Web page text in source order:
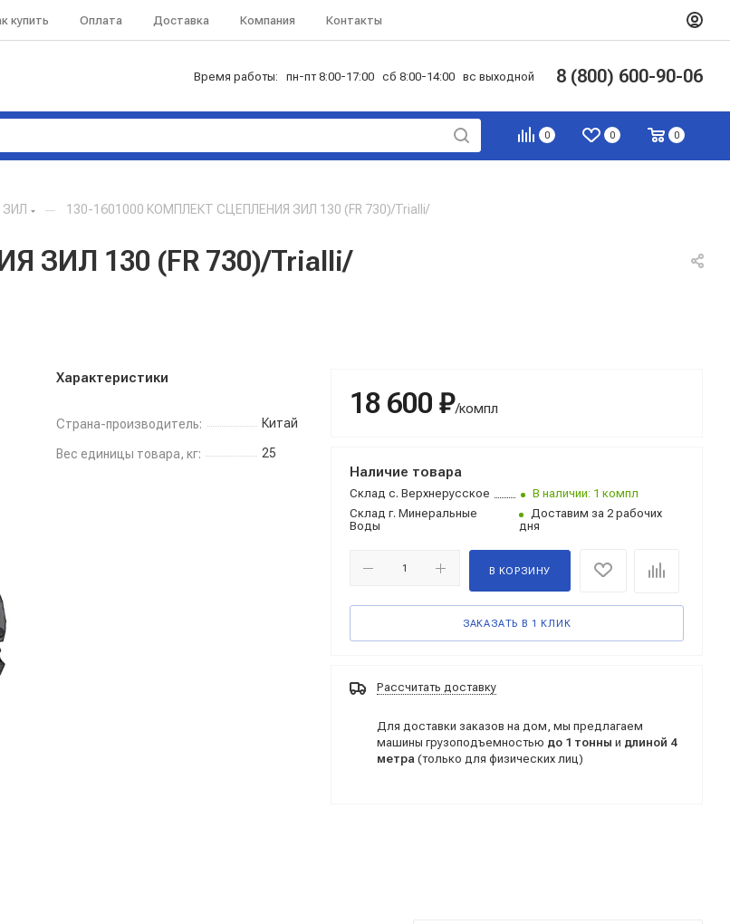
купить Оплата Доставка Компания Контакты
Время работы: пн-пт 8:00-17:00 сб 8:00-14:00 вс выходной 8 (800) 600-90-06
0 0 0
ЗИЛ — 130-1601000 КОМПЛЕКТ СЦЕПЛЕНИЯ ЗИЛ 130 (FR 730)/Trialli/
ЗИЛ 130 (FR 730)/Trialli/
Характеристики
Страна-производитель: Китай
Вес единицы товара, кг: 25
18 600 ₽/компл
Наличие товара
Склад с. Верхнерусское
В наличии: 1 компл
Склад г. Минеральные
Воды
Доставим за 2 рабочих
дня
В КОРЗИНУ
ЗАКАЗАТЬ В 1 КЛИК
Рассчитать доставку
Для доставки заказов на дом, мы предлагаем
машины грузоподъемностью до 1 тонны и длиной 4
метра (только для физических лиц)